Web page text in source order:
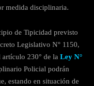
medida disciplinaria.
de Tipicidad previsto
Legislativo N° 1150,
230° de la Ley N°
Policial podrán
estando en situación de